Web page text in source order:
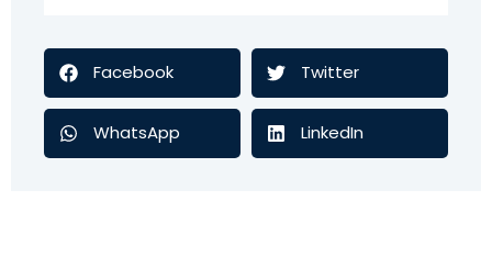
Facebook Twitter
WhatsApp LinkedIn